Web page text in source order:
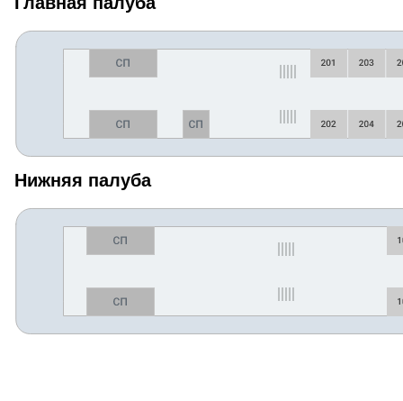
Нижняя палуба